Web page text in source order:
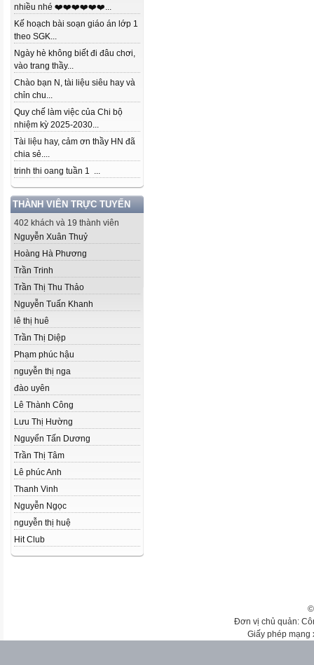
nhiều nhé ❤️❤️❤️❤️❤️❤️...
Kế hoạch bài soạn giáo án lớp 1
theo SGK...
Ngày hè không biết đi đâu chơi,
vào trang thầy...
Chào bạn N, tài liệu siêu hay và
chỉn chu...
Quy chế làm việc của Chi bộ
nhiệm kỳ 2025-2030...
Tài liệu hay, cảm ơn thầy HN đã
chia sẻ....
trinh thi oang tuần 1 ...
THÀNH VIÊN TRỰC TUYẾN
402 khách và 19 thành viên
Nguyễn Xuân Thuỷ
Hoàng Hà Phương
Trần Trinh
Trần Thị Thu Thảo
Nguyễn Tuấn Khanh
lê thị huê
Trần Thị Diệp
Phạm phúc hậu
nguyễn thị nga
đào uyên
Lê Thành Công
Lưu Thị Hường
Nguyển Tấn Dương
Trần Thị Tâm
Lê phúc Anh
Thanh Vinh
Nguyễn Ngọc
nguyễn thị huệ
Hit Club
Đơn vị chủ quản:
Giấy phép mạng